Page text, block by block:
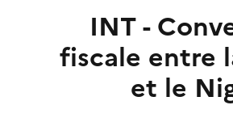
INT -
fiscale entre
et le